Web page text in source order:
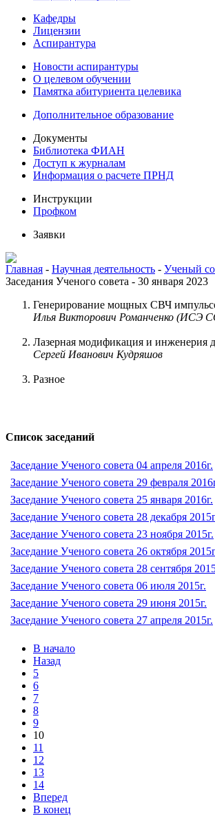
Кафедры
Лицензии
Аспирантура
Новости аспирантуры
О целевом обучении
Памятка абитуриента целевика
Дополнительное образование
Документы
Библиотека ФИАН
Доступ к журналам
Информация о расчете ПРНД
Инструкции
Профком
Заявки
Главная - Научная деятельность - Ученый
Заседания Ученого совета - 30 января 2023
Генерирование мощных СВЧ
Илья Викторович Романченко (ИСЭ
Лазерная модификация и инженерия
Сергей Иванович Кудряшов
Разное
Список заседаний
Заседание Ученого совета 04 апреля 2016г.
Заседание Ученого совета 29 февраля
Заседание Ученого совета 25 января 2016г.
Заседание Ученого совета 28 декабря
Заседание Ученого совета 23 ноября 2015г.
Заседание Ученого совета 26 октября
Заседание Ученого совета 28 сентября
Заседание Ученого совета 06 июля 2015г.
Заседание Ученого совета 29 июня 2015г.
Заседание Ученого совета 27 апреля 2015г.
В начало
Назад
5
6
7
8
9
10
11
12
13
14
Вперед
В конец